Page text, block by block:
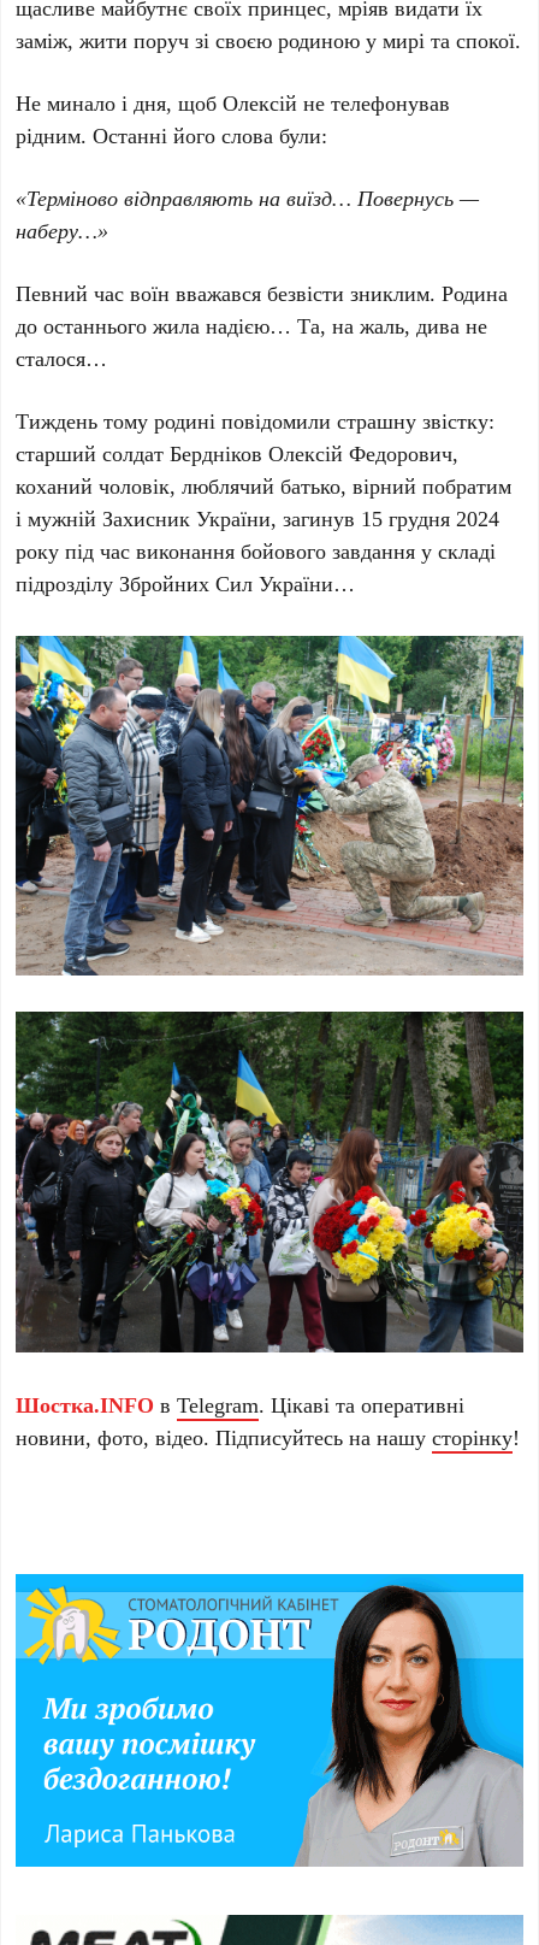
щасливе майбутнє своїх принцес, мріяв видати їх
заміж, жити поруч зі своєю родиною у мирі та спокої.
Не минало і дня, щоб Олексій не телефонував
рідним. Останні його слова були:
«Терміново відправляють на виїзд… Повернусь —
наберу…»
Певний час воїн вважався безвісти зниклим. Родина
до останнього жила надією… Та, на жаль, дива не
сталося…
Тиждень тому родині повідомили страшну звістку:
старший солдат Бердніков Олексій Федорович,
коханий чоловік, люблячий батько, вірний побратим
і мужній Захисник України, загинув 15 грудня 2024
року під час виконання бойового завдання у складі
підрозділу Збройних Сил України…
Шостка.INFO вTelegram. Цікаві та оперативні
новини, фото, відео. Підписуйтесь на нашусторінку!